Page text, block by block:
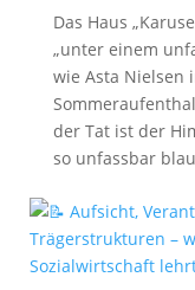
Das Haus
„unter einem
wie Asta Nielsen
der Tat ist der
so unfassbar